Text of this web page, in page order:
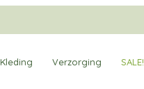
Kleding Verzorging SALE!